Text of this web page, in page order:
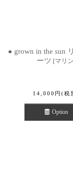
● grown in the sun
ーツ [マリン
14,000 円 (税
Option